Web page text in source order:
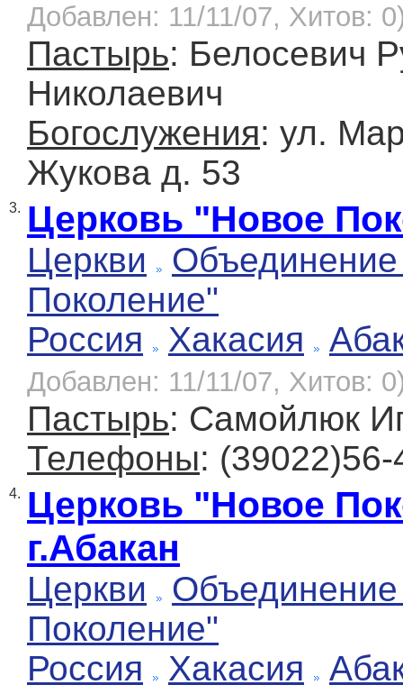
Добавлен: 11/11/07, Хитов:
Пастырь: Белосевич
Николаевич
Богослужения: ул.
Жукова д. 53
3. Церковь "Новое
Церкви
Поколение"
Россия
Хакасия
Добавлен: 11/11/07, Хитов:
Пастырь: Самойлюк
Телефоны: (39022)56-
4. Церковь "Новое
г.Абакан
Церкви
Поколение"
Россия
Хакасия